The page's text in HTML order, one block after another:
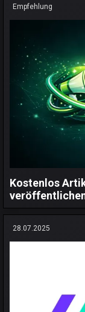
Empfehlung
Kostenlos
28.07.2025